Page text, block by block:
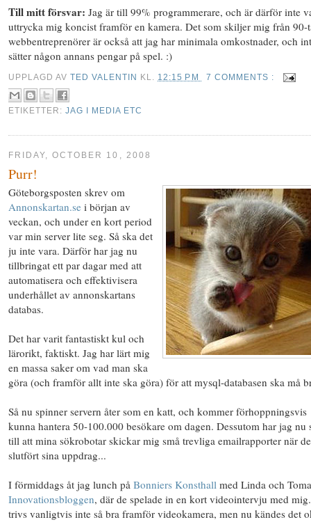
Till mitt försvar: Jag är till 99% programmerare, och är därför inte
uttrycka mig koncist framför en kamera. Det som skiljer mig från 90-
webbentreprenörer är också att jag har minimala omkostnader, och
sätter någon annans pengar på spel. :)
UPPLAGD AVTED VALENTIN KL. 12:15 PM 7 COMMENTS :
ETIKETTER:JAG I MEDIA ETC
FRIDAY, OCTOBER 10, 2008
Purr!
Göteborgsposten skrev om
Annonskartan.se i början av
veckan, och under en kort period
var min server lite seg. Så ska det
ju inte vara. Därför har jag nu
tillbringat ett par dagar med att
automatisera och effektivisera
underhållet av annonskartans
databas.
Det har varit fantastiskt kul och
lärorikt, faktiskt. Jag har lärt mig
en massa saker om vad man ska
göra (och framför allt inte ska göra) för att mysql-databasen ska må
Så nu spinner servern åter som en katt, och kommer förhoppningsvis
kunna hantera 50-100.000 besökare om dagen. Dessutom har jag nu
till att mina sökrobotar skickar mig små trevliga emailrapporter när de
slutfört sina uppdrag...
I förmiddags åt jag lunch på Bonniers Konsthall med Linda och
Innovationsbloggen, där de spelade in en kort videointervju med
trivs vanligtvis inte så bra framför videokamera, men nu kändes det